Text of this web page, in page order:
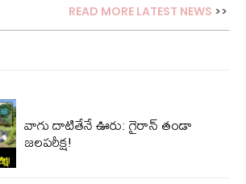
READ MORE LATEST NEWS >>
వాగు దాటితేనే ఊరు: గైరాన్ తండా
జలపరీక్ష!